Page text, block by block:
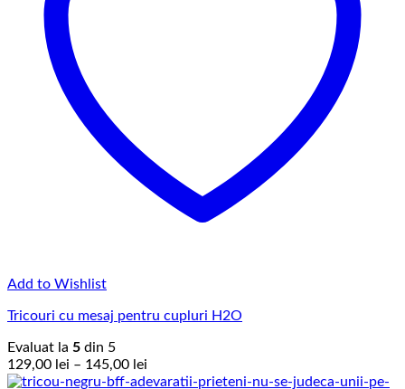
Add to Wishlist
Tricouri cu mesaj pentru cupluri H2O
Evaluat la 5 din 5
129,00 lei – 145,00 lei
de